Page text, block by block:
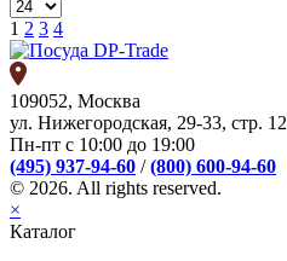
1 2 3 4
109052, Москва
ул. Нижегородская, 29-33, стр. 12
Пн-пт с 10:00 до 19:00
(495) 937-94-60 /(800) 600-94-60
© 2026. All rights reserved.
×
Каталог